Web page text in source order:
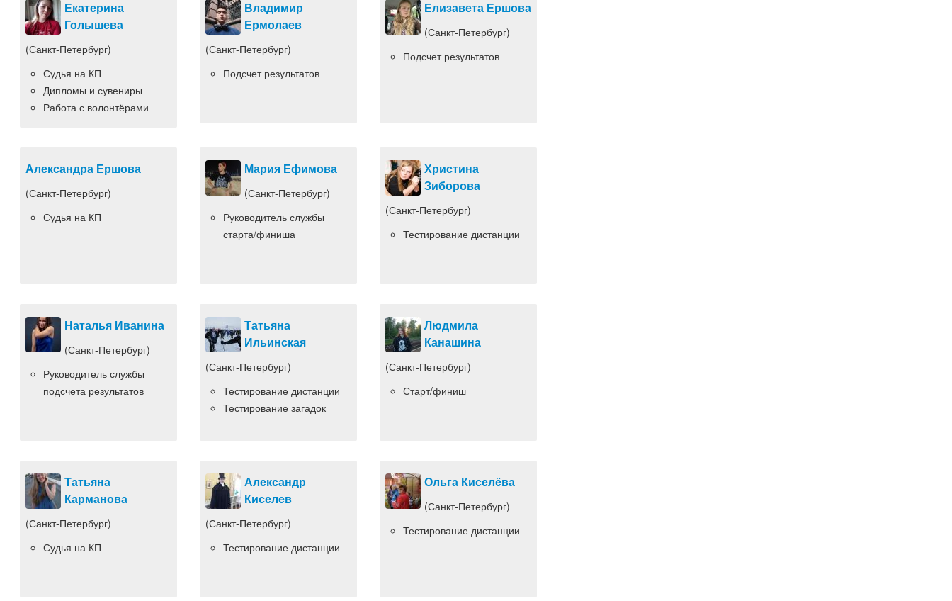
Екатерина
Голышева
(Санкт-Петербург)
Судья на КП
Дипломы и сувениры
Работа с волонтёрами
Владимир
Ермолаев
(Санкт-Петербург)
Подсчет результатов
Елизавета Ершова
(Санкт-Петербург)
Подсчет результатов
Александра Ершова
(Санкт-Петербург)
Судья на КП
Мария Ефимова
(Санкт-Петербург)
Руководитель службы
старта/финиша
Христина
Зиборова
(Санкт-Петербург)
Тестирование дистанции
Наталья Иванина
(Санкт-Петербург)
Руководитель службы
подсчета результатов
Татьяна
Ильинская
(Санкт-Петербург)
Тестирование дистанции
Тестирование загадок
Людмила
Канашина
(Санкт-Петербург)
Старт/финиш
Татьяна
Карманова
(Санкт-Петербург)
Судья на КП
Александр
Киселев
(Санкт-Петербург)
Тестирование дистанции
Ольга Киселёва
(Санкт-Петербург)
Тестирование дистанции